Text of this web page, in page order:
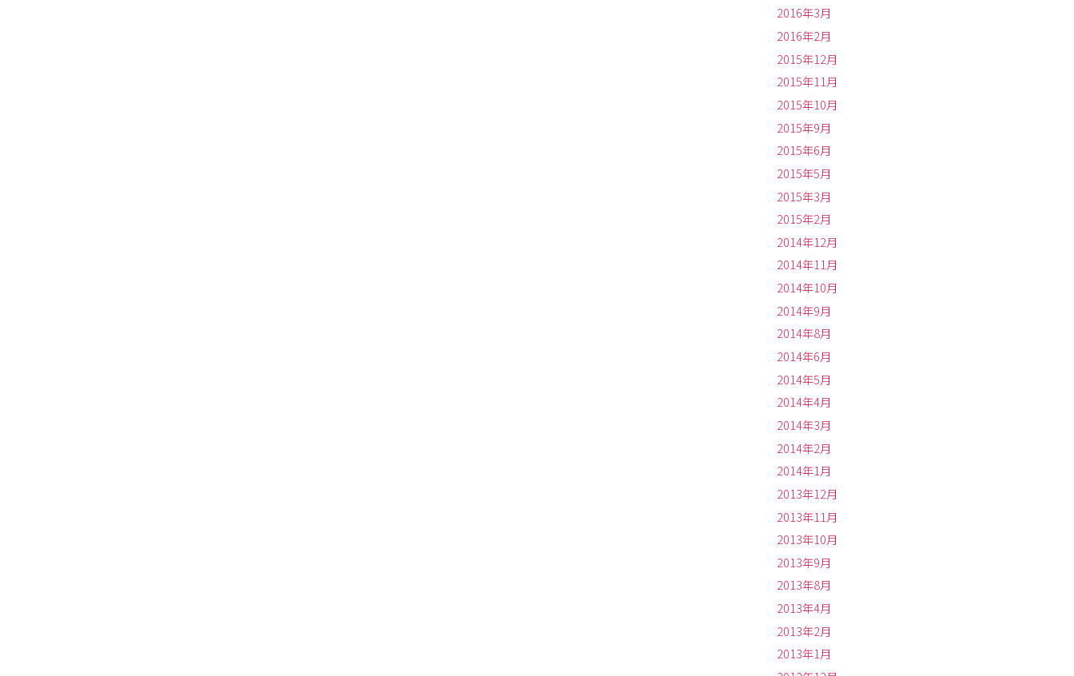
2016年3月
2016年2月
2015年12月
2015年11月
2015年10月
2015年9月
2015年6月
2015年5月
2015年3月
2015年2月
2014年12月
2014年11月
2014年10月
2014年9月
2014年8月
2014年6月
2014年5月
2014年4月
2014年3月
2014年2月
2014年1月
2013年12月
2013年11月
2013年10月
2013年9月
2013年8月
2013年4月
2013年2月
2013年1月